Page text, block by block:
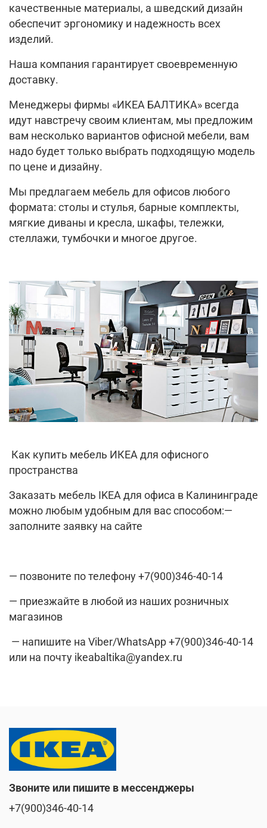
качественные материалы, а шведский дизайн
обеспечит эргономику и надежность всех
изделий.
Наша компания гарантирует своевременную
доставку.
Менеджеры фирмы «ИКЕА БАЛТИКА» всегда
идут навстречу своим клиентам, мы предложим
вам несколько вариантов офисной мебели, вам
надо будет только выбрать подходящую модель
по цене и дизайну.
Мы предлагаем мебель для офисов любого
формата: столы и стулья, барные комплекты,
мягкие диваны и кресла, шкафы, тележки,
стеллажи, тумбочки и многое другое.
Как купить мебель ИКЕА для офисного
пространства
Заказать мебель IKEA для офиса в Калининграде
можно любым удобным для вас способом:—
заполните заявку на сайте
— позвоните по телефону +7(900)346-40-14
— приезжайте в любой из наших розничных
магазинов
— напишите на Viber/WhatsApp +7(900)346-40-14
или на почту ikeabaltika@yandex.ru
Звоните или пишите в мессенджеры
+7(900)346-40-14